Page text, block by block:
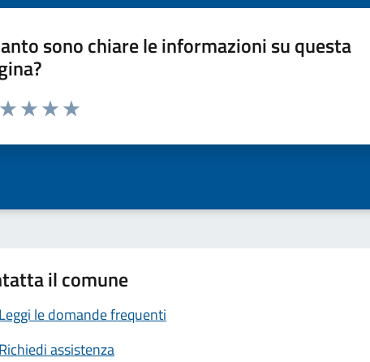
sono chiare le informazioni su questa
da 1 a 5 stelle la pagina
il comune
Leggi le domande frequenti
Richiedi assistenza